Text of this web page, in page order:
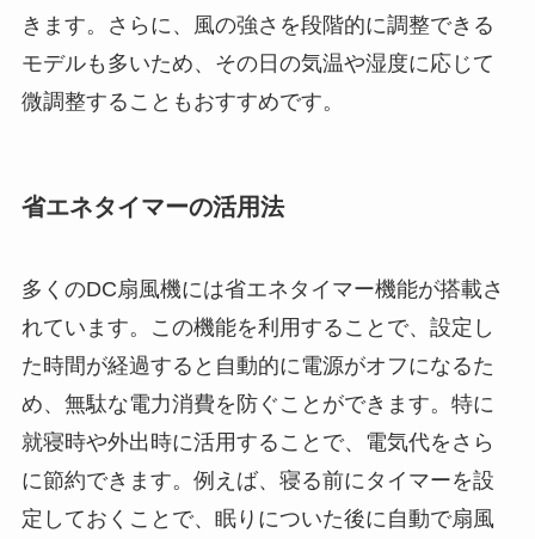
きます。さらに、風の強さを段階的に調整できる
モデルも多いため、その日の気温や湿度に応じて
微調整することもおすすめです。
省エネタイマーの活用法
多くのDC扇風機には省エネタイマー機能が搭載さ
れています。この機能を利用することで、設定し
た時間が経過すると自動的に電源がオフになるた
め、無駄な電力消費を防ぐことができます。特に
就寝時や外出時に活用することで、電気代をさら
に節約できます。例えば、寝る前にタイマーを設
定しておくことで、眠りについた後に自動で扇風